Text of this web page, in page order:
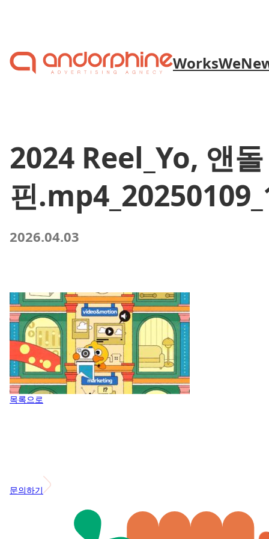
WorksWe
2024 Reel_Yo, 앤돌
핀
2026.04.03
목록으로
문의하기